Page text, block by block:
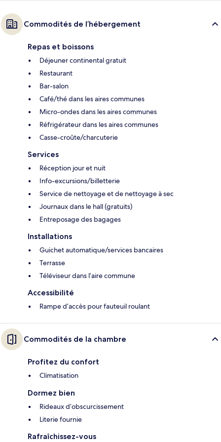
Commodités de l’hébergement
Repas et boissons
Déjeuner continental gratuit
Restaurant
Bar-salon
Café/thé dans les aires communes
Micro-ondes dans les aires communes
Réfrigérateur dans les aires communes
Casse-croûte/charcuterie
Services
Réception jour et nuit
Info-excursions/billetterie
Service de nettoyage et de nettoyage à sec
Journaux dans le hall (gratuits)
Entreposage des bagages
Installations
Guichet automatique/services bancaires
Terrasse
Téléviseur dans l’aire commune
Accessibilité
Rampe d’accès pour fauteuil roulant
Commodités de la chambre
Profitez du confort
Climatisation
Dormez bien
Rideaux d’obscurcissement
Literie fournie
Rafraîchissez-vous